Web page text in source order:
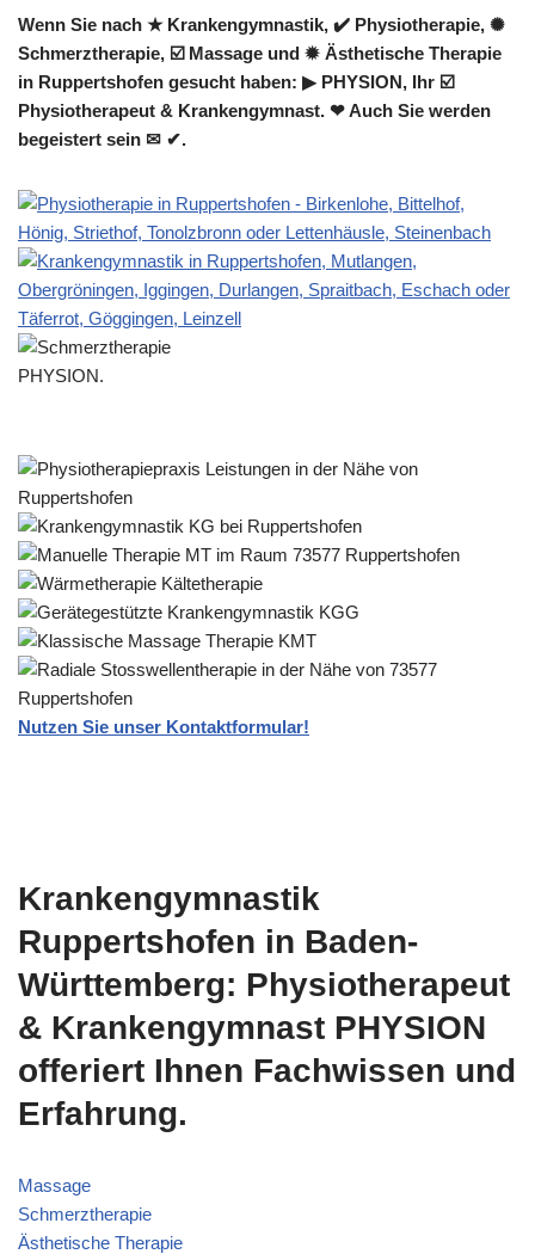
Wenn Sie nach ★ Krankengymnastik, ✔️ Physiotherapie, ✺
Schmerztherapie, ☑️ Massage und ✹ Ästhetische Therapie
in Ruppertshofen gesucht haben: ▶︎ PHYSION, Ihr ☑️
Physiotherapeut & Krankengymnast. ❤ Auch Sie werden
begeistert sein ✉ ✔.
PHYSION.
Nutzen Sie unser Kontaktformular!
Krankengymnastik
Ruppertshofen in Baden-
Württemberg: Physiotherapeut
& Krankengymnast PHYSION
offeriert Ihnen Fachwissen und
Erfahrung.
Massage
Schmerztherapie
Ästhetische Therapie